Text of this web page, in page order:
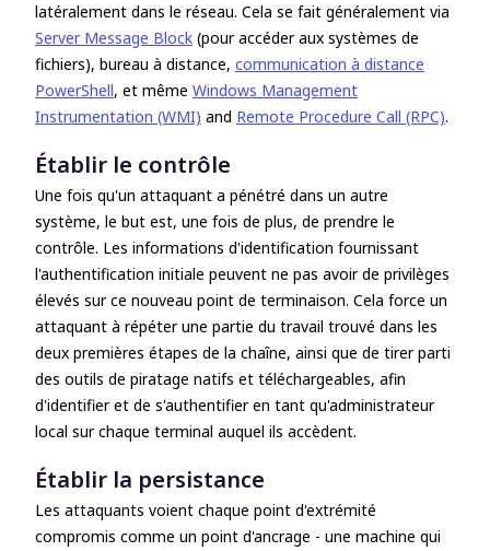
latéralement dans le réseau. Cela se fait généralement via
Server Message Block (pour accéder aux systèmes de
fichiers), bureau à distance, communication à distance
PowerShell, et même Windows Management
Instrumentation (WMI) and Remote Procedure Call (RPC).
Établir le contrôle
Une fois qu'un attaquant a pénétré dans un autre
système, le but est, une fois de plus, de prendre le
contrôle. Les informations d'identification fournissant
l'authentification initiale peuvent ne pas avoir de privilèges
élevés sur ce nouveau point de terminaison. Cela force un
attaquant à répéter une partie du travail trouvé dans les
deux premières étapes de la chaîne, ainsi que de tirer parti
des outils de piratage natifs et téléchargeables, afin
d'identifier et de s'authentifier en tant qu'administrateur
local sur chaque terminal auquel ils accèdent.
Établir la persistance
Les attaquants voient chaque point d'extrémité
compromis comme un point d'ancrage - une machine qui